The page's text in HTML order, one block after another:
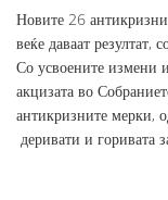
Новите 26
веќе даваат резултат,
Со усвоените измени
акцизата во
антикризните мерки,
деривати и горивата